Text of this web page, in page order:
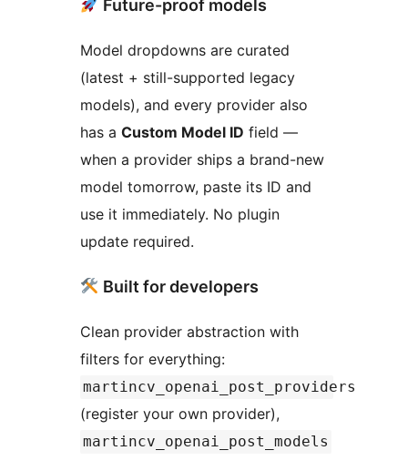
Future-proof models
Model dropdowns are curated
(latest + still-supported legacy
models), and every provider also
has a Custom Model ID field —
when a provider ships a brand-new
model tomorrow, paste its ID and
use it immediately. No plugin
update required.
Built for developers
Clean provider abstraction with
filters for everything:
martincv_openai_post_providers
(register your own provider),
martincv_openai_post_models